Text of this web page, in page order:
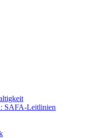
SAFA-Leitlinien